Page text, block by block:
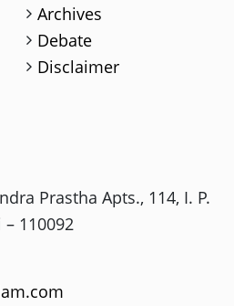
Archives
Debate
Disclaimer
Prastha Apts., 114, I. P.
110092